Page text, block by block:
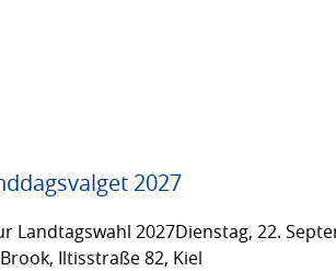
2027
Landtagswahl 2027Dienstag, 22.
Iltisstraße 82, Kiel